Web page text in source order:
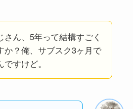
さん、5年って結構すごく
か？俺、サブスク3ヶ月で
すけど。